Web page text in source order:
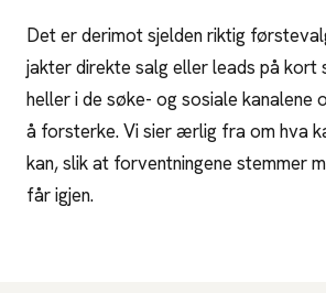
Det er derimot sjelden riktig
jakter direkte salg eller leads på kort
heller i de søke- og sosiale kanalene
å forsterke. Vi sier ærlig fra om hva
kan, slik at forventningene stemmer
får igjen.